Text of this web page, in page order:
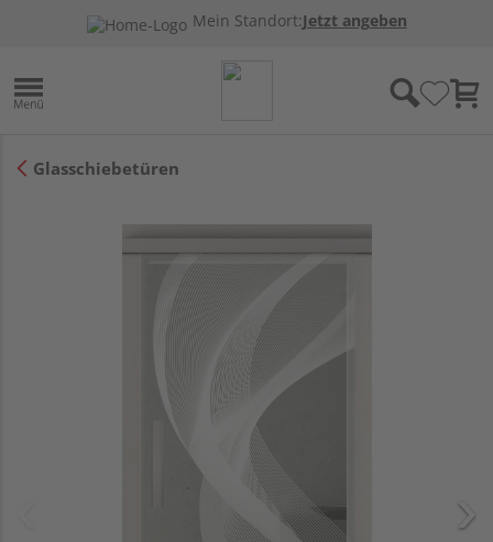
Mein Standort:Jetzt angeben
Glasschiebetüren